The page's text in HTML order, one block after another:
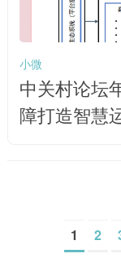
小微
中关村论坛
障打造智慧
1 2